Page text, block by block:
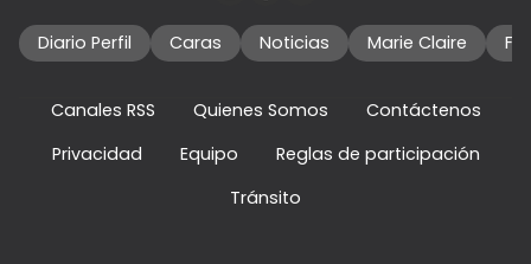
Diario Perfil Caras Noticias Marie Claire
Canales RSS Quienes Somos
Contáctenos
Privacidad
Equipo
Reglas de participación
Tránsito